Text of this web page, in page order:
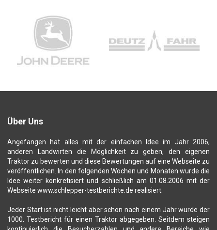
Über Uns
Angefangen hat alles mit der einfachen Idee im Jahr 2006,
anderen Landwirten die Möglichkeit zu geben, den eigenen
Traktor zu bewerten und diese Bewertungen auf eine Webseite zu
veröffentlichen. In den folgenden Wochen und Monaten wurde die
Idee weiter konkretisiert und schließlich am 01.08.2006 mit der
Webseite www.schlepper-testberichte.de realisiert.
Jeder Start ist nicht leicht aber schon nach einem Jahr wurde der
1000. Testbericht für einen Traktor abgegeben. Seitdem steigen